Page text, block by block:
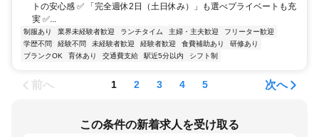
トの安心感 ✅ 「完全週休2日（土日休み）」も選べプライベートも充
実 ✅...
制服あり 業界未経験者歓迎 ランチタイム 主婦・主夫歓迎
フリーター歓迎
学歴不問
経験不問 未経験者歓迎 経験者歓迎 食費補助あり
研修あり
ブランクOK
育休あり 交通費支給 駅近5分以内 シフト制
前へ 1 2 3 4 5 次へ
この条件の新着求人を受け取る